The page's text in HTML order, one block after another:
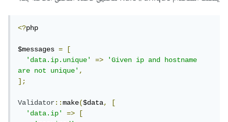
<?php
$messages =
[
'data.ip.unique'
=>
'Given ip and hostname
are not unique',
];
Validator::make($data,
[
'data.ip'
=>
[